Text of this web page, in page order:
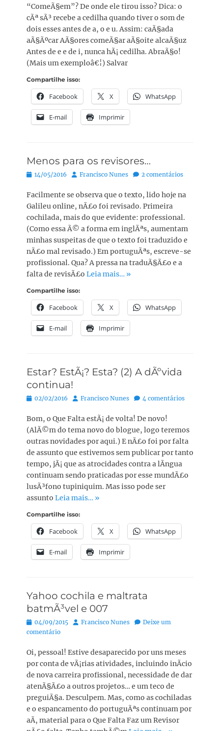
“ComeÃ§em”? De onde ele tirou isso? Dica: o
cÃª sÃ³ recebe a cedilha quando tiver o som de
dois esses antes de a, o e u. Assim: caÃ§ada
aÃ§Ãºcar AÃ§ores comeÃ§ar aÃ§oite alcaÃ§uz
Antes de e e de i, nunca hÃ¡ cedilha. AbraÃ§o!
(Mais um exemploâ€¦) Salvar
Compartilhe isso:
Facebook X WhatsApp
E-mail Imprimir
Menos para os revisores…
Posted
14/05/2016 Autor:
Francisco Nunes 2 comentários
Facilmente se observa que o texto, lido hoje na
Galileu online, nÃ£o foi revisado. Primeira
cochilada, mais do que evidente: professional.
(Como essa Ã© a forma em inglÃªs, aumentam
minhas suspeitas de que o texto foi traduzido e
nÃ£o mal revisado.) Em portuguÃªs, escreve-se
profissional. Qua? A pressa na traduÃ§Ã£o e a
falta de revisÃ£o Leia mais… »
Compartilhe isso:
Facebook X WhatsApp
E-mail Imprimir
Estar? EstÃ¡? Esta? (2) A dÃºvida
continua!
Posted
02/02/2016 Autor:
Francisco Nunes 4 comentários
Bom, o Que Falta estÃ¡ de volta! De novo!
(AlÃ©m do tema novo do blogue, logo teremos
outras novidades por aqui.) E nÃ£o foi por falta
de assunto que estivemos sem publicar por tanto
tempo, jÃ¡ que as atrocidades contra a lÃ­ngua
continuam sendo praticadas por esse mundÃ£o
lusÃ³fono tupiniquim. Mas isso pode ser
assunto Leia mais… »
Compartilhe isso:
Facebook X WhatsApp
E-mail Imprimir
Yahoo cochila e maltrata
batmÃ³vel e 007
Posted
on
04/09/2015 Autor:
Francisco Nunes
Deixe um
comentário
Oi, pessoal! Estive desaparecido por uns meses
por conta de vÃ¡rias atividades, incluindo inÃ­cio
de nova carreira profissional, necessidade de dar
atenÃ§Ã£o a outros projetos… e um teco de
preguiÃ§a. Desculpem. Mas, como as cochiladas
e o espancamento do portuguÃªs continuam por
aÃ­, material para o Que Falta Faz um Revisor